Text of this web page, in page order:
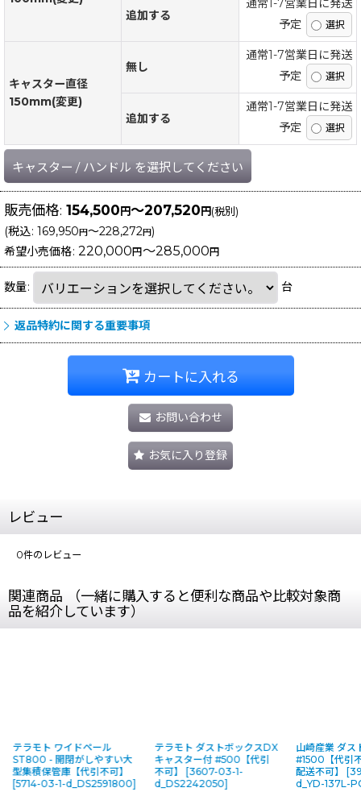
追加する
通常1-7営業日に発送
予定
キャスター直径
150mm(変更)
無し
通常1-7営業日に発送
予定
追加する
通常1-7営業日に発送
予定
キャスター / ハンドル を選択してください
販売価格: 154,500円～207,520円(税別)
(税込: 169,950 円～228,272円)
希望小売価格: 220,000 円 ～285,000 円
数量: 台
返品特約に関する重要事項
カートに入れる
お問い合わせ
お気に入り登録
レビュー
0件のレビュー
関連商品 （一緒に購入すると便利な商品や比較対象商
品を紹介しています）
ル
すい大
不可】
]
テラモト ダストボックスDX
キャスター付 #500【代引
不可】 [3607-03-1-
d_DS2242050]
山崎産業 ダストボックス
#1500【代引不可・個人宅
配送不可】
393-02-1-
d_YD-137L-PC
山
配